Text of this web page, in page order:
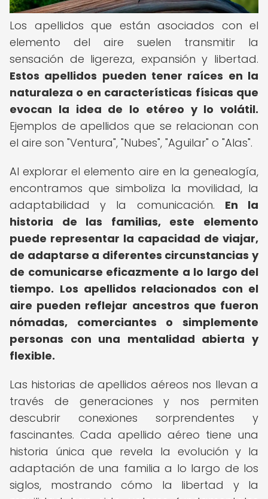
Los apellidos que están asociados con el
elemento del aire suelen transmitir la
sensación de ligereza, expansión y libertad.
Estos apellidos pueden tener raíces en la
naturaleza o en características físicas que
evocan la idea de lo etéreo y lo volátil.
Ejemplos de apellidos que se relacionan con
el aire son "Ventura", "Nubes", "Aguilar" o "Alas".
Al explorar el elemento aire en la genealogía,
encontramos que simboliza la movilidad, la
adaptabilidad y la comunicación. En la
historia de las familias, este elemento
puede representar la capacidad de viajar,
de adaptarse a diferentes circunstancias y
de comunicarse eficazmente a lo largo del
tiempo. Los apellidos relacionados con el
aire pueden reflejar ancestros que fueron
nómadas, comerciantes o simplemente
personas con una mentalidad abierta y
flexible.
Las historias de apellidos aéreos nos llevan a
través de generaciones y nos permiten
descubrir conexiones sorprendentes y
fascinantes. Cada apellido aéreo tiene una
historia única que revela la evolución y la
adaptación de una familia a lo largo de los
siglos, mostrando cómo la libertad y la